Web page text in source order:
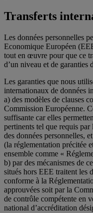
Transferts
Les données personnelles
Economique Européen
tout en œuvre pour que ce
d’un niveau et de garanties
Les garanties que nous
internationaux de données
a) des modèles de clauses
Commission Européenne.
suffisante car elles
pertinents tel que requis
des données personnelles,
(la réglementation précitée
ensemble comme «
b) par des mécanismes de
situés hors EEE traitent les
conforme à la
approuvées soit par la
de contrôle compétente en
national d’accréditation